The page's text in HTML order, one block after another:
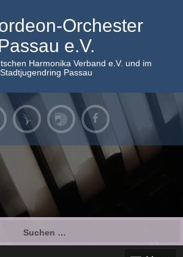
Orchester
e.V.
Harmonika Verband e.V. und im
Stadtjugendring Passau